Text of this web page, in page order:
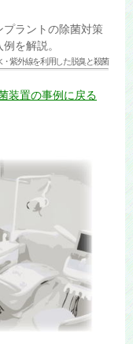
ラントの除菌対策
を解説。
紫外線を利用した脱臭と殺菌
装置の事例に戻る